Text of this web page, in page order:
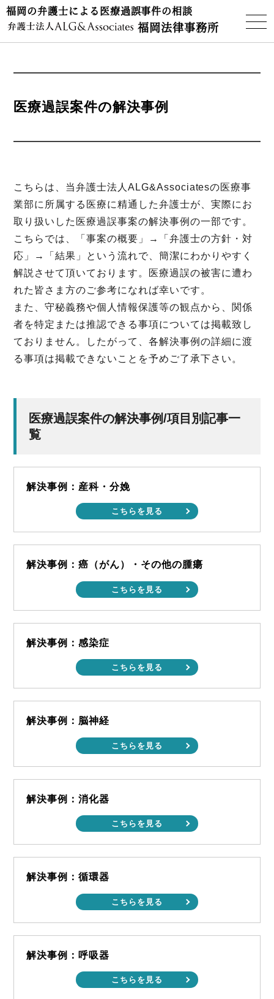
福岡の弁護士による医療過誤事件の相談
福岡法律事務所
医療過誤案件の解決事例
こちらは、当弁護士法人ALG&Associatesの医療事
業部に所属する医療に精通した弁護士が、実際にお
取り扱いした医療過誤事案の解決事例の一部です。
こちらでは、「事案の概要」→「弁護士の方針・対
応」→「結果」という流れで、簡潔にわかりやすく
解説させて頂いております。医療過誤の被害に遭わ
れた皆さま方のご参考になれば幸いです。
また、守秘義務や個人情報保護等の観点から、関係
者を特定または推認できる事項については掲載致し
ておりません。したがって、各解決事例の詳細に渡
る事項は掲載できないことを予めご了承下さい。
医療過誤案件の解決事例/項目別記事一
覧
解決事例：産科・分娩
こちらを見る
解決事例：癌（がん）・その他の腫瘍
こちらを見る
解決事例：感染症
こちらを見る
解決事例：脳神経
こちらを見る
解決事例：消化器
こちらを見る
解決事例：循環器
こちらを見る
解決事例：呼吸器
こちらを見る